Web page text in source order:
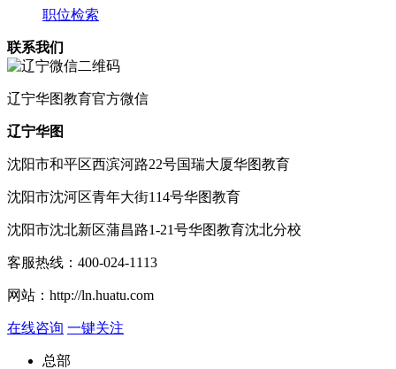
职位检索
联系我们
辽宁华图教育官方微信
辽宁华图
沈阳市和平区西滨河路22号国瑞大厦华图教育
沈阳市沈河区青年大街114号华图教育
沈阳市沈北新区蒲昌路1-21号华图教育沈北分校
客服热线： 400-024-1113
网站： http://ln.huatu.com
在线咨询 一键关注
总部